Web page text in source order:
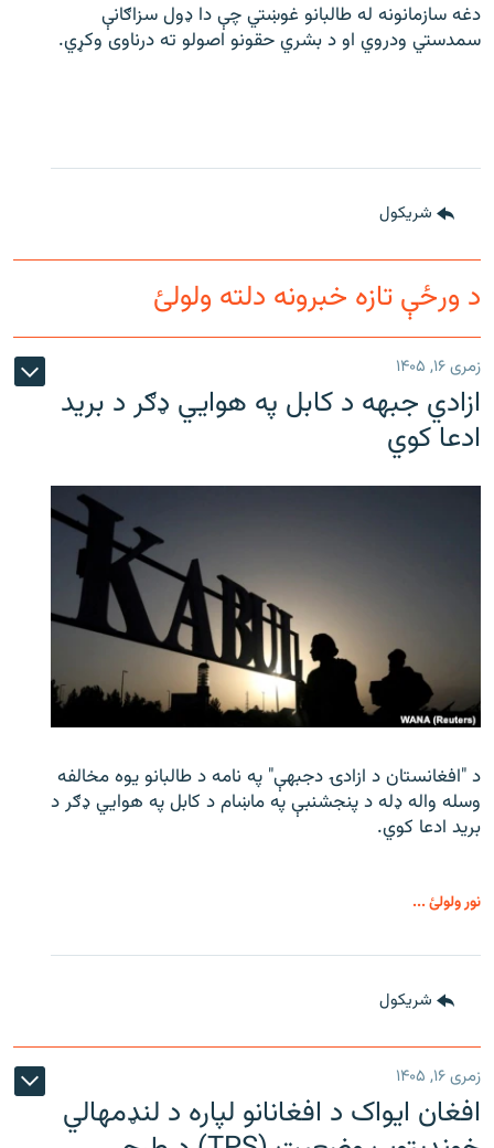
دغه سازمانونه له طالبانو غوښتي چې دا ډول سزاګانې
سمدستي ودروي او د بشري حقونو اصولو ته درناوی وکړي.
شريکول
د ورځې تازه خبرونه دلته ولولئ
زمری ۱۶, ۱۴۰۵
ازادي جبهه د کابل په هوايي ډګر د برید
ادعا کوي
د "افغانستان د ازادۍ دجبهې" په نامه د طالبانو یوه مخالفه
وسله واله ډله د پنجشنبې په ماښام د کابل په هوايي ډګر د
برید ادعا کوي.
نور ولولئ ...
شريکول
زمری ۱۶, ۱۴۰۵
افغان ایواک د افغانانو لپاره د لنډمهالي